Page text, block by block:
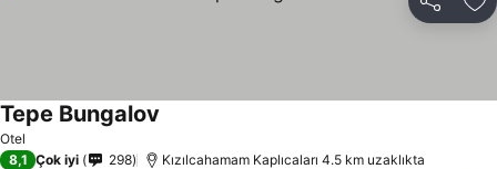
Paylaş
Otel
Tepe Bungalov
8,1 Çok iyi 298 Kızılcahamam Kaplıcaları 4.5 km uzaklıkta